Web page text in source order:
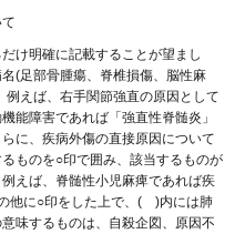
け明確に記載することが望まし
(足部骨腫瘍、脊椎損傷、脳性麻
えば、右手関節強直の原因として
能障害であれば「強直性脊髄炎」
に、疾病外傷の直接原因について
ものを○印で囲み、該当するものが
えば、脊髄性小児麻痺であれば疾
他に○印をした上で、( )内には肺
味するものは、自殺企図、原因不